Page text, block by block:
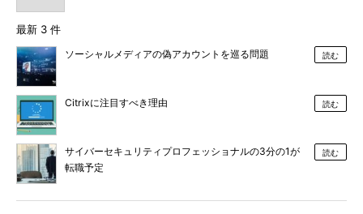
最新 3 件
ソーシャルメディアの偽アカウントを巡る問題 読む
Citrixに注目すべき理由 読む
サイバーセキュリティプロフェッショナルの3分の1が
転職予定
読む